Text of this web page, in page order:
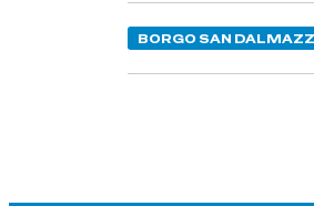
BORGO SAN